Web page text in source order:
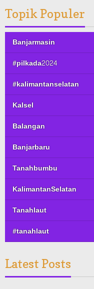
Topik Populer
Banjarmasin
#pilkada2024
#kalimantanselatan
Kalsel
Balangan
Banjarbaru
Tanahbumbu
KalimantanSelatan
Tanahlaut
#tanahlaut
Latest Posts